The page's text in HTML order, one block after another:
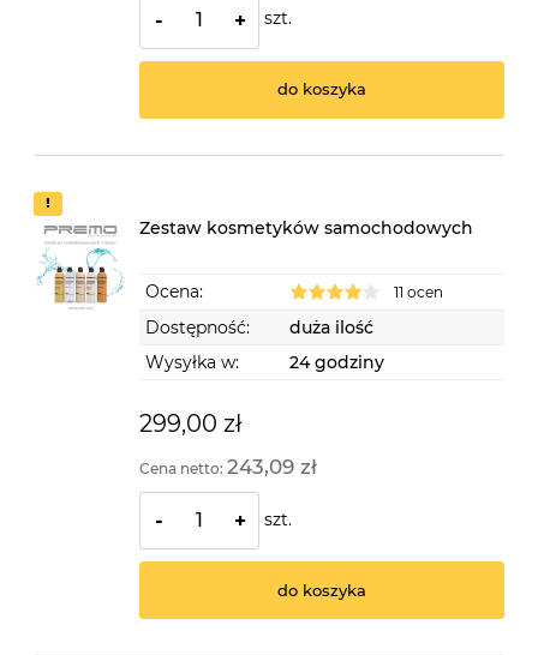
- + szt.
do koszyka
Zestaw kosmetyków samochodowych
Ocena: 11 ocen
Dostępność:
duża ilość
Wysyłka w:
24 godziny
299,00 zł
Cena netto:243,09 zł
- + szt.
do koszyka